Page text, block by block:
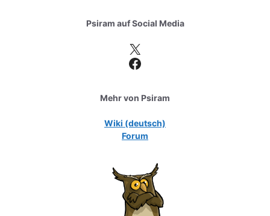
Psiram aufSocial Media
X
Facebook
Mehr von Psiram
Wiki (deutsch)
Forum